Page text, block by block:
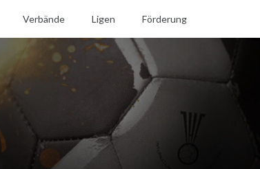
Verbände Ligen Förderung